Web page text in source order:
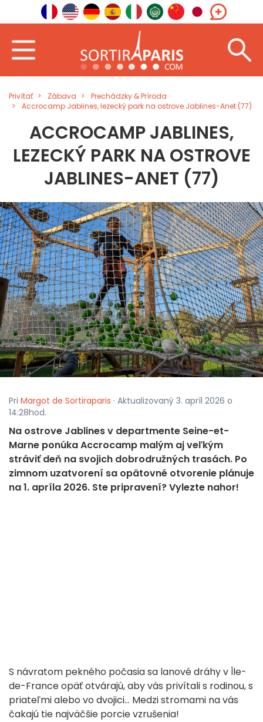
Privítať Zábava
Prechádzky & Príroda
Accrocamp Jablines, lezecký park na ostrove Jablines-Anet (77)
ACCROCAMP JABLINES,
LEZECKÝ PARK NA OSTROVE
JABLINES-ANET (77)
Pri Margot de Sortiraparis · Aktualizovaný 3. apríl 2026 o
14:28hod.
Na ostrove Jablines v departmente Seine-et-
Marne ponúka Accrocamp malým aj veľkým
stráviť deň na svojich dobrodružných trasách. Po
zimnom uzatvorení sa opätovné otvorenie plánuje
na 1. apríla 2026. Ste pripravení? Vylezte nahor!
S návratom pekného počasia sa lanové dráhy v Île-
de-France opäť otvárajú, aby vás privítali s rodinou, s
priateľmi alebo vo dvojici... Medzi stromami na vás
čakajú tie najväčšie porcie vzrušenia!